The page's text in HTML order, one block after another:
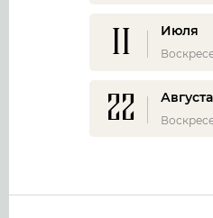
11 Июля
22 Августа